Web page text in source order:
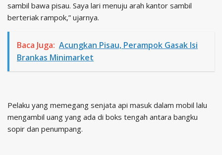
sambil bawa pisau. Saya lari menuju arah kantor sambil
berteriak rampok,” ujarnya.
Baca Juga: Acungkan Pisau, Perampok Gasak Isi
Brankas Minimarket
Pelaku yang memegang senjata api masuk dalam mobil lalu
mengambil uang yang ada di boks tengah antara bangku
sopir dan penumpang.